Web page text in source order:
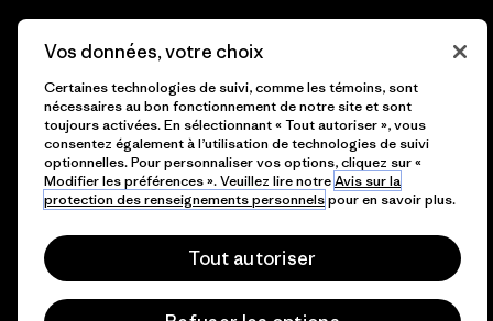
© 2026 Patagonia, Inc. All Rights Reserved.
français
Vos données, votre choix
Certaines technologies de suivi, comme les témoins, sont
nécessaires au bon fonctionnement de notre site et sont
toujours activées. En sélectionnant « Tout autoriser », vous
consentez également à l’utilisation de technologies de suivi
optionnelles. Pour personnaliser vos options, cliquez sur «
Modifier les préférences ». Veuillez lire notreAvis sur la
protection des renseignements personnelspour en savoir plus.
Tout autoriser